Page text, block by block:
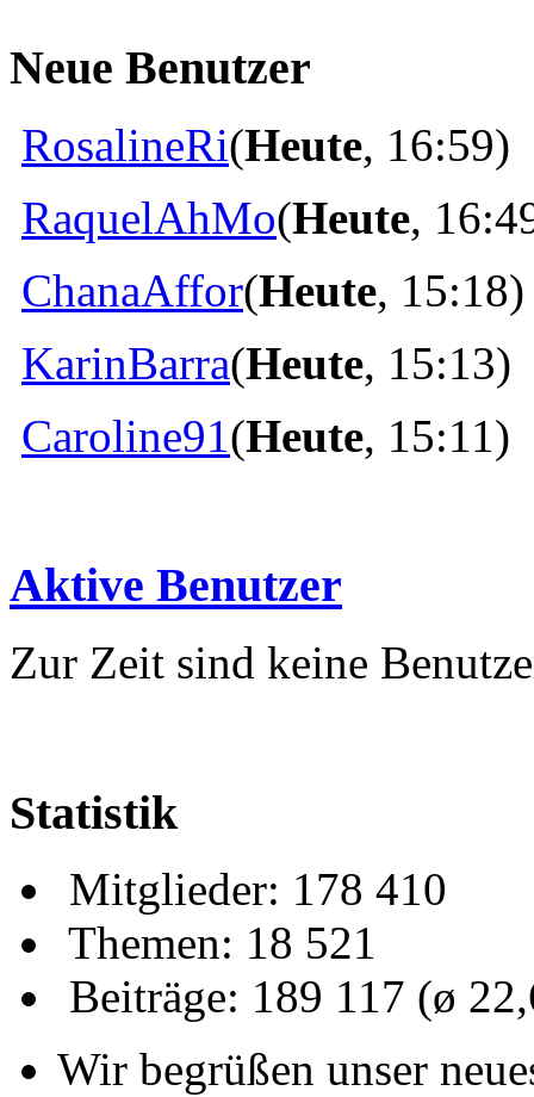
Neue Benutzer
RosalineRi(Heute, 16:59)
RaquelAhMo(Heute,
ChanaAffor(Heute, 15:18)
KarinBarra(Heute, 15:13)
Caroline91 (Heute, 15:11)
Aktive Benutzer
Zur Zeit sind keine
Statistik
Mitglieder: 178 410
Themen: 18 521
Beiträge: 189 117 (ø
Wir begrüßen unser